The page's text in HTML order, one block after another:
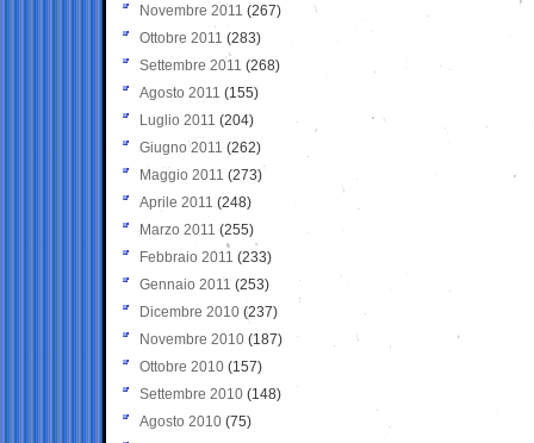
Novembre 2011 (267)
Ottobre 2011 (283)
Settembre 2011 (268)
Agosto 2011 (155)
Luglio 2011 (204)
Giugno 2011 (262)
Maggio 2011 (273)
Aprile 2011 (248)
Marzo 2011 (255)
Febbraio 2011 (233)
Gennaio 2011 (253)
Dicembre 2010 (237)
Novembre 2010 (187)
Ottobre 2010 (157)
Settembre 2010 (148)
Agosto 2010 (75)